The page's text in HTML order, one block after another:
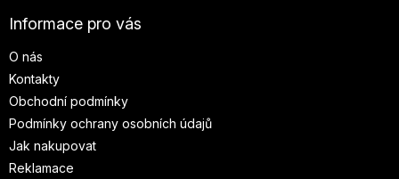
Informace pro vás
O nás
Kontakty
Obchodní podmínky
Podmínky ochrany osobních údajů
Jak nakupovat
Reklamace